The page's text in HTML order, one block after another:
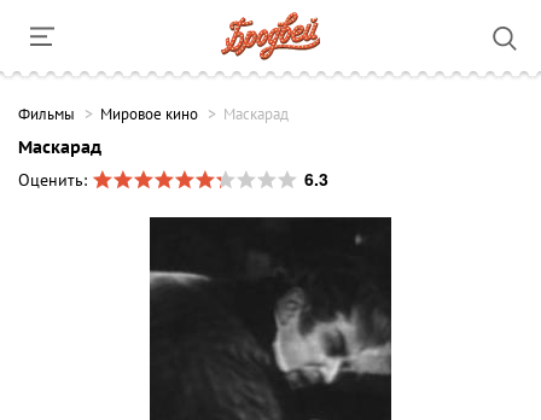
Фильмы Мировое кино Маскарад
Маскарад
Оценить:
6.3